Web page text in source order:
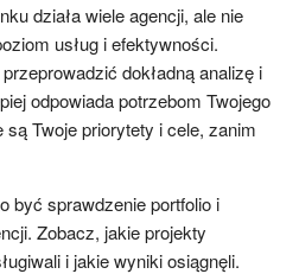
działa wiele agencji, ale nie
usług i efektywności.
dokładną analizę i
odpowiada potrzebom Twojego
Twoje priorytety i cele, zanim
być sprawdzenie portfolio i
Zobacz, jakie projekty
i jakie wyniki osiągnęli.